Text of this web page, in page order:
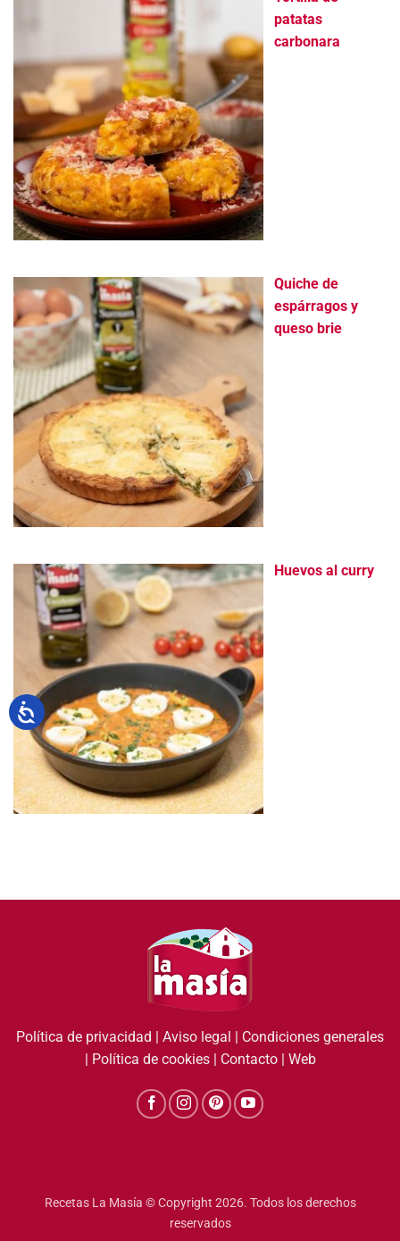
patatas
carbonara
Quiche de
espárragos y
queso brie
Huevos al curry
Política de privacidad Aviso legal
Condiciones generales
Política de cookies| Contacto| Web
Recetas La Masía © Copyright 2026. Todos los derechos
reservados